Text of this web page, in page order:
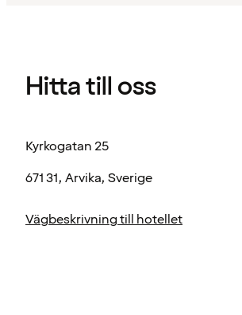
Hitta till oss
Kyrkogatan 25
671 31, Arvika, Sverige
Vägbeskrivning till hotellet